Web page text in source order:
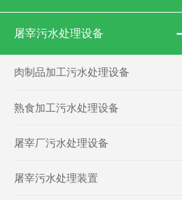
屠宰污水处理设备
肉制品加工污水处理设备
熟食加工污水处理设备
屠宰厂污水处理设备
屠宰污水处理装置